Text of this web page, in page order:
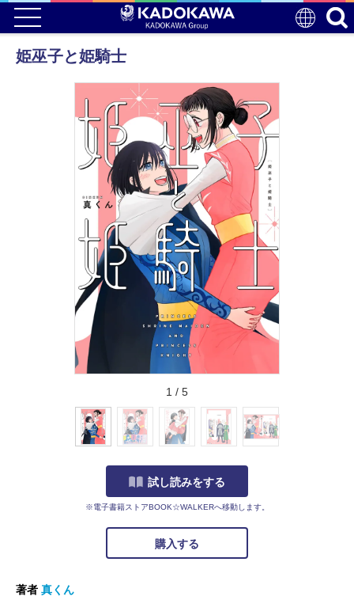
姫巫子と姫騎士
1 / 5
試し読みをする
※電子書籍ストアBOOK☆WALKERへ移動します。
購入する
著者 真くん